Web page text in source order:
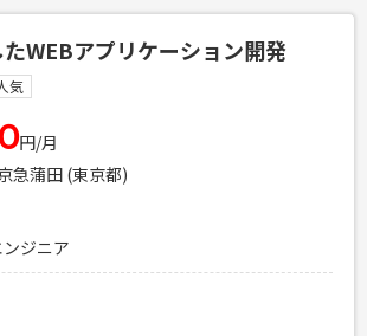
サービスの開発経験4年以上
開発経験1年以上
のチームでの開発経験
WEBアプリケーション開発
気
円/月
急蒲田 (東京都)
ジニア